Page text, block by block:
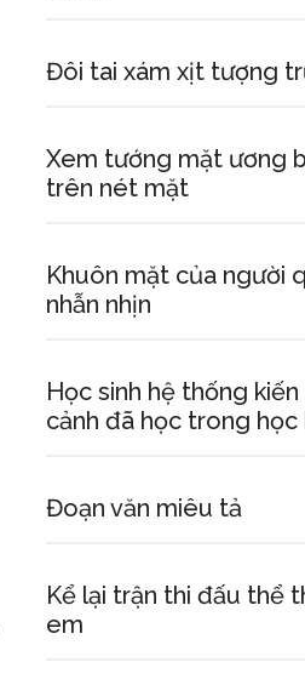
Đôi tai xám xịt tượng
Xem tướng mặt ương
trên nét mặt
Khuôn mặt của người
nhẫn nhịn
Học sinh hệ thống
cảnh đã học trong học
Đoạn văn miêu tả
Kể lại trận thi đấu thể
em